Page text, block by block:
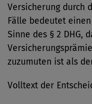
Versicherung durch
Fälle bedeutet
Sinne des § 2 DHG,
zuzumuten ist als
Volltext der